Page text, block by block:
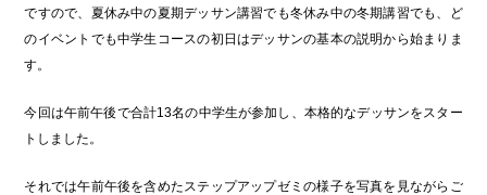
ですので、夏休み中の夏期デッサン講習でも冬休み中の冬期講習でも、ど
のイベントでも中学生コースの初日はデッサンの基本の説明から始まりま
す。
今回は午前午後で合計13名の中学生が参加し、本格的なデッサンをスター
トしました。
それでは午前午後を含めたステップアップゼミの様子を写真を見ながらご